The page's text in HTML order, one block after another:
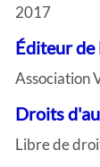
2017
Éditeur de
Association
Droits
Libre de